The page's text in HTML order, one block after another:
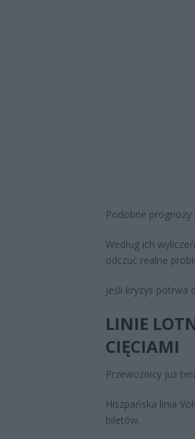
Podobne prognozy
Według ich
odczuć realne
Jeśli kryzys
LINIE
CIĘCIAMI
Przewoźnicy już
Hiszpańska linia
biletów.